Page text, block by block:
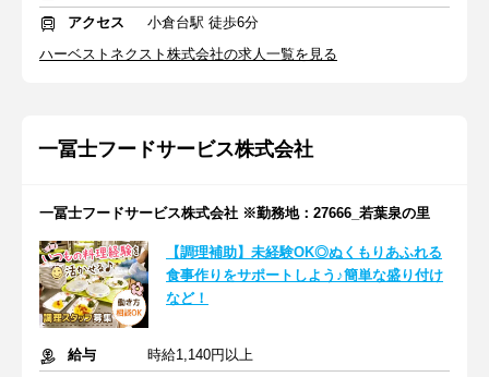
アクセス
小倉台駅 徒歩6分
ハーベストネクスト株式会社の求人一覧を見る
一冨士フードサービス株式会社
一冨士フードサービス株式会社 ※勤務地：27666_若葉泉の里
【調理補助】未経験OK◎ぬくもりあふれる
食事作りをサポートしよう♪簡単な盛り付け
など！
給与
時給1,140円以上